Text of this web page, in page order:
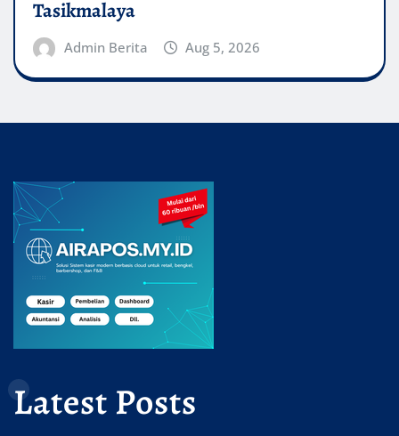
Tasikmalaya
Admin Berita Aug 5, 2026
Latest Posts